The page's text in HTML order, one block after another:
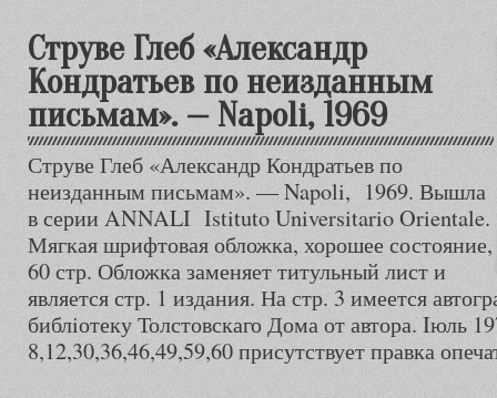
Струве Глеб «Александр
Кондратьев по неизданным
письмам». — Napoli, 1969
Струве Глеб «Александр Кондратьев по
неизданным письмам». — Napoli, 1969. Вышла
в серии ANNALI Istituto Universitario Orientale.
Мягкая шрифтовая обложка, хорошее состояние,
60 стр. Обложка заменяет титульный лист и
является стр. 1 издания. На стр. 3 имеется
библiотеку Толстовскаго Дома от автора. Iюль
8,12,30,36,46,49,59,60 присутствует правка